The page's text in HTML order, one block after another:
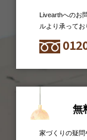
Livearthへのお
ルより承ってお
無
家づくりの疑